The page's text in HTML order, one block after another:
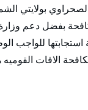
بولايتي
بفضل دعم
للواجب
الافات